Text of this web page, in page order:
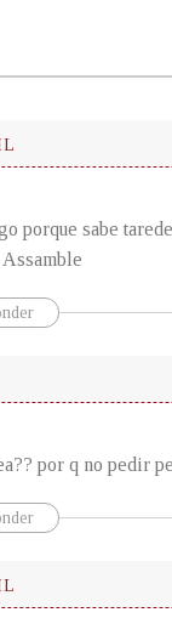
porque sabe
por q no pedir